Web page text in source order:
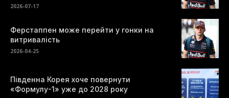
2026-07-17
Ферстаппен може перейти у гонки на
витривалість
2026-04-25
Південна Корея хоче повернути
«Формулу-1» уже до 2028 року